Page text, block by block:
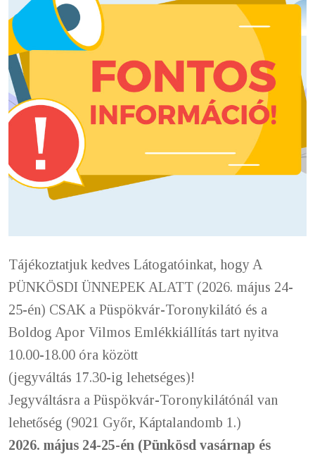
Tájékoztatjuk kedves Látogatóinkat, hogy A
PÜNKÖSDI ÜNNEPEK ALATT (2026. május 24-
25-én) CSAK a Püspökvár-Toronykilátó és a
Boldog Apor Vilmos Emlékkiállítás tart nyitva
10.00-18.00 óra között
(jegyváltás 17.30-ig lehetséges)!
Jegyváltásra a Püspökvár-Toronykilátónál van
lehetőség (9021 Győr, Káptalandomb 1.)
2026. május 24-25-én (Pünkösd vasárnap és